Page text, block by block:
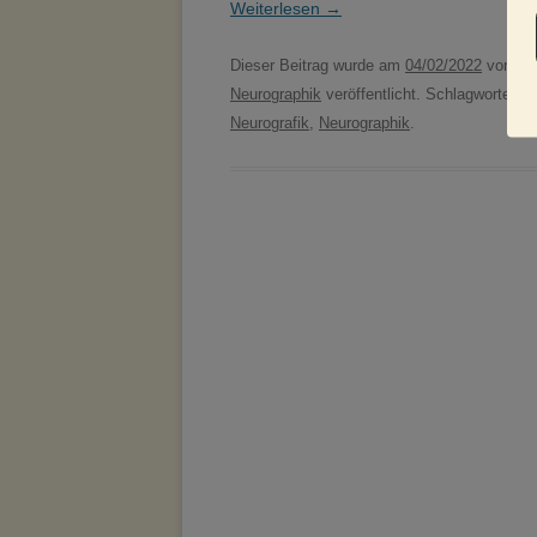
Weiterlesen →
Dieser Beitrag wurde am 04/02/2022 von
Neurographik veröffentlicht. Schlagworte:
Neurografik, Neurographik.